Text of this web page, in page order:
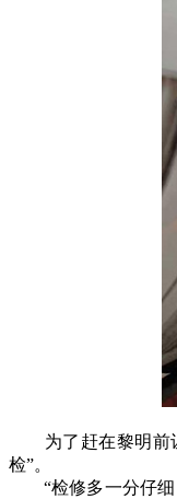
为了赶在黎明前让
检”。
“检修多一分仔细